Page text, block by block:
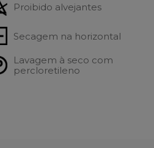
Proibido alvejantes
Secagem na horizontal
Lavagem à seco com
percloretileno